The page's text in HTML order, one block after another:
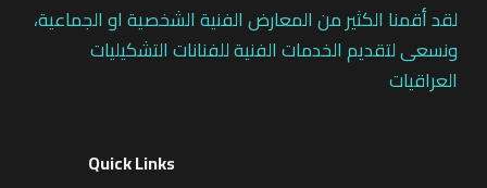
لقد أقمنا الكثير من المعارض الفنية الشخصية او الجماعية،
ونسعى لتقديم الخدمات الفنية للفنانات التشكيليات
العراقيات
Quick Links